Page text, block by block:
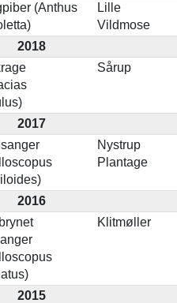
(Anthus
Lille
Vildmose
2018
Sårup
2017
Nystrup
Plantage
2016
Klitmøller
2015